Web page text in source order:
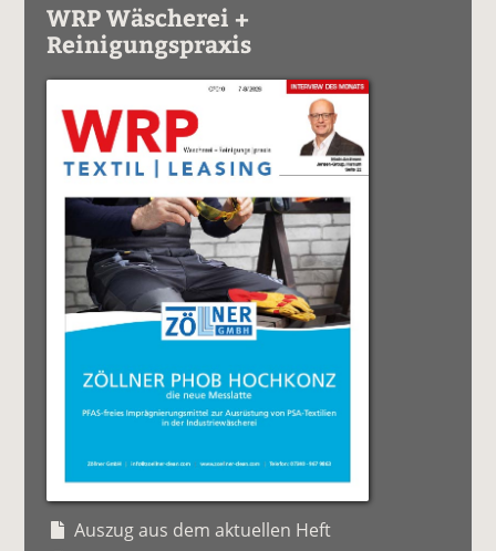
WRP Wäscherei +
Reinigungspraxis
Auszug aus dem aktuellen Heft